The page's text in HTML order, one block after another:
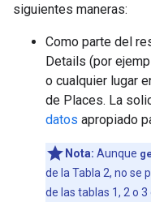
siguientes maneras:
Como parte del
Details (por
o cualquier lugar
de Places. La
datos apropiado
Nota: Aunque
de la Tabla 2, no se
de las tablas 1, 2 o